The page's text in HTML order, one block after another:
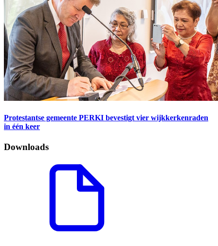
Protestantse gemeente PERKI bevestigt vier wijkkerkenraden
in één keer
Downloads